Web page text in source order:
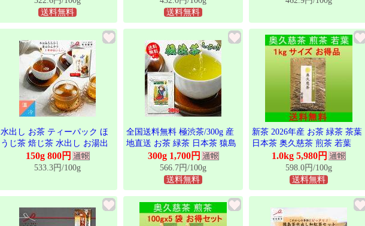
名産 猿島茶 さしま茶 日本で
はじめてアメリカに輸出した
お茶 The first Japanese tea to be
exported to the United States
送料無料
簡単 美味しく 本格的 急須 贈
り物 お土産 プレゼント TBG-
送料無料
水出し お茶 ティーパック ほ
うじ茶 焙じ茶 水出し お湯出
し 5g×30個 茨城県 さしま茶
猿島茶 日本茶 オフィス 会社
ブラックアーチ農法 お買い得
品 お土産 贈り物 コスパ 最強
TBG-003
150g 800円
533.3円/100g
全国送料無料 極渋茶/300g 産
地直送 お茶 緑茶 日本茶 猿島
茶 さしま茶 茨城県産 茶葉 お
すすめ品 とにかく「渋いお
茶」が好きなあなたにオスス
メ
300g 1,700円
566.7円/100g
送料無料
新茶 2026年産 お茶 緑茶 茶葉
日本茶 奥久慈茶 煎茶 若葉
1kgサイズ お徳品 大容量 お徳
用 茨城 大子銘茶 お茶の葉
1.0kg 5,980円
598.0円/100g
送料無料